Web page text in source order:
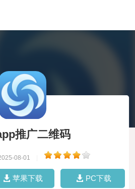
推广二维码
08-01
苹果下载 PC下载